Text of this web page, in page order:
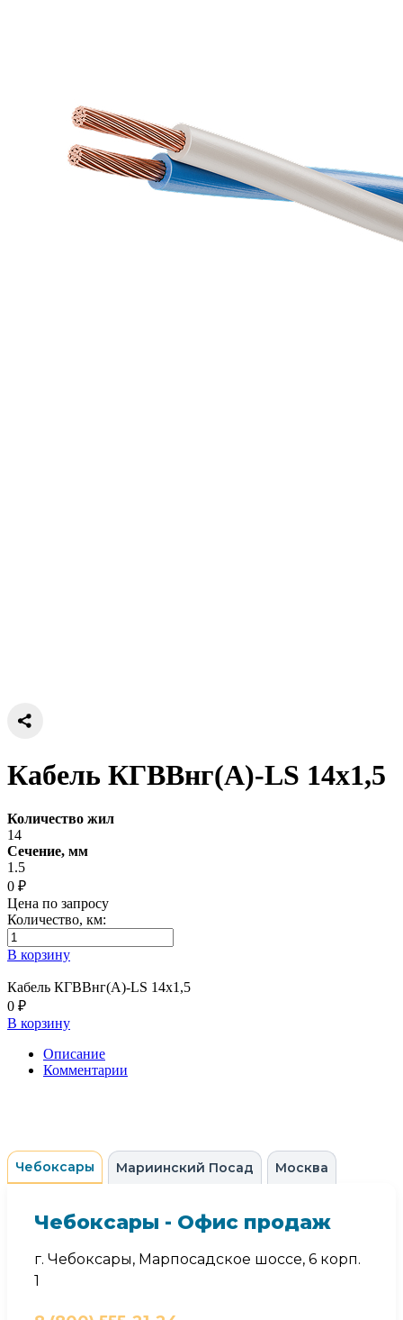
Кабель КГВВнг(А)-LS 14х1,5
Количество жил
14
Сечение, мм
1.5
0 ₽
Цена по запросу
Количество, км:
В корзину
Кабель КГВВнг(А)-LS 14х1,5
0 ₽
В корзину
Описание
Комментарии
Чебоксары Мариинский Посад Москва
Чебоксары - Офис продаж
г. Чебоксары, Марпосадское шоссе, 6 корп.
1